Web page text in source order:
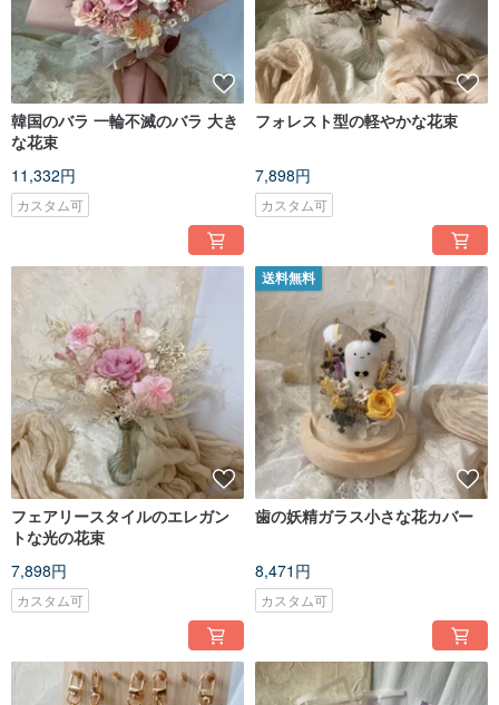
韓国のバラ 一輪不滅のバラ 大き
な花束
11,332円
カスタム可
フォレスト型の軽やかな花束
7,898円
カスタム可
フェアリースタイルのエレガン
トな光の花束
7,898円
カスタム可
送料無料
歯の妖精ガラス小さな花カバー
8,471円
カスタム可